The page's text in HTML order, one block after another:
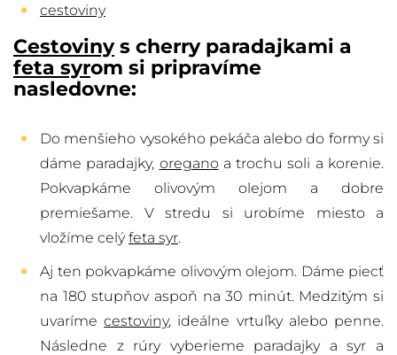
cestoviny
Cestovinys cherry paradajkami a
feta syrom si pripravíme
nasledovne:
Do menšieho vysokého pekáča alebo do formy si
dáme paradajky, oreganoa trochu soli a korenie.
Pokvapkáme olivovým olejom a dobre
premiešame. V stredu si urobíme miesto a
vložíme celýfeta syr.
Aj ten pokvapkáme olivovým olejom. Dáme piecť
na 180 stupňov aspoň na 30 minút. Medzitým si
uvarímecestoviny, ideálne vrtuľky alebo penne.
Následne z rúry vyberieme paradajky a syr a